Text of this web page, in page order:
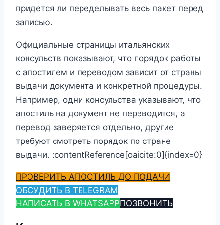
придется ли переделывать весь пакет перед
записью.
Официальные страницы итальянских
консульств показывают, что порядок работы
с апостилем и переводом зависит от страны
выдачи документа и конкретной процедуры.
Например, одни консульства указывают, что
апостиль на документ не переводится, а
перевод заверяется отдельно, другие
требуют смотреть порядок по стране
выдачи. :contentReference[oaicite:0]{index=0}
ПРОВЕРИТЬ АПОСТИЛЬ ДО ПОДАЧИ
ОБСУДИТЬ В TELEGRAM
НАПИСАТЬ В WHATSAPPПОЗВОНИТЬ